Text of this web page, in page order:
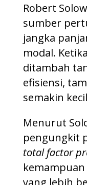
Robert
sumber
jangka
modal.
ditambah
efisiensi,
semakin
Menurut
pengungkit
total factor
yang lebih